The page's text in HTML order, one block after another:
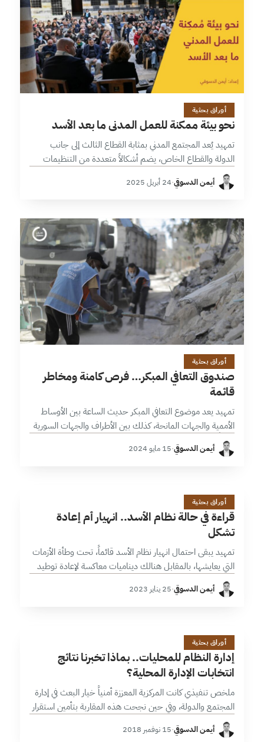
17 دقائق
أوراق بحثية
نحو بيئة ممكنة للعمل المدني ما بعد الأسد
تمهيد يُعد المجتمع المدني بمثابة القطاع الثالث إلى جانب
الدولة والقطاع الخاص، يضم أشكالاً متعددة من التنظيمات
والتشكيلات التي يختلف دورها من دولة إلى أخرى بحسب البيئة
التي تعمل بها.…
أيمن الدسوقي·24 أبريل 2025
13 دقائق
أوراق بحثية
صندوق التعافي المبكر… فرص كامنة ومخاطر
قائمة
تمهيد يعد موضوع التعافي المبكر حديث الساعة بين الأوساط
الأممية والجهات المانحة، كذلك بين الأطراف والجهات السورية
أفراداً ومؤسسات ومنظمات وهيئات. في هذا السياق، أعلنت
الأمم المتحدة من خلال مكتب…
أيمن الدسوقي·15 مايو 2024
ق
22 دقائق
أوراق بحثية
قراءة في حالة نظام الأسد.. انهيار أم إعادة
تشكل
تمهيد يبقى احتمال انهيار نظام الأسد قائماً، تحت وطأة الأزمات
التي يعايشها، بالمقابل هنالك ديناميات معاكسة لإعادة توطيد
سلطته، عبر التلاعب بشبكات النخب، والتحصل على شرعية
وأدوات، تتيحها مساحات المناورة…
أيمن الدسوقي·25 يناير 2023
إ
25 دقائق
أوراق بحثية
إدارة النظام للمحليات.. بماذا تخبرنا نتائج
انتخابات الإدارة المحلية؟
ملخص تنفيذي كانت المركزية المعززة أمنياً خيار البعث في إدارة
المجتمع والدولة، وفي حين نجحت هذه المقاربة بتأمين استقرار
نسبي للنظام، فإنها تسببت بتآكل الحوكمة وسخط المحليات.
تقوضت ترتيبات إدارة…
أيمن الدسوقي·15 نوفمبر 2018